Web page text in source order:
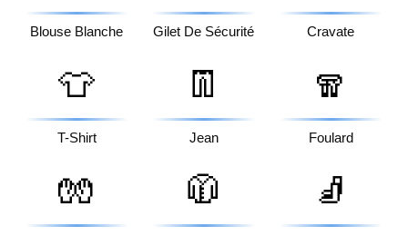
Blouse Blanche Gilet De Sécurité Cravate
👕
T-Shirt
👖
Jean
🧣
Foulard
🧤 🧥 🧦